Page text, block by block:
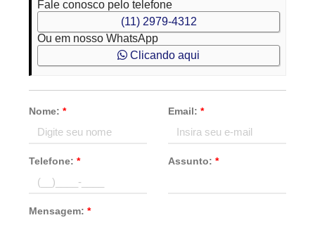
Fale conosco pelo telefone
(11) 2979-4312
Ou em nosso WhatsApp
Clicando aqui
Nome:* Email: *
Telefone:* Assunto: *
Mensagem:*